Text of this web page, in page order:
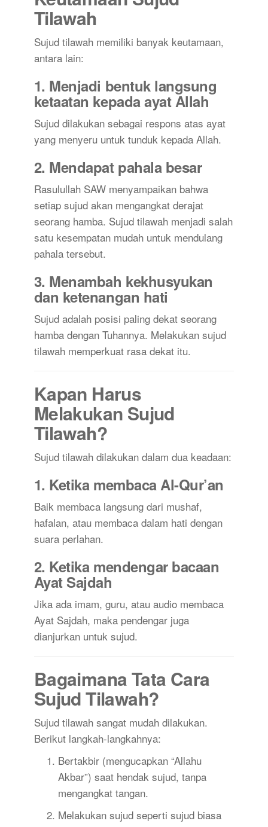
Tilawah
Sujud tilawah memiliki banyak keutamaan,
antara lain:
1. Menjadi bentuk langsung
ketaatan kepada ayat Allah
Sujud dilakukan sebagai respons atas ayat
yang menyeru untuk tunduk kepada Allah.
2. Mendapat pahala besar
Rasulullah SAW menyampaikan bahwa
setiap sujud akan mengangkat derajat
seorang hamba. Sujud tilawah menjadi salah
satu kesempatan mudah untuk mendulang
pahala tersebut.
3. Menambah kekhusyukan
dan ketenangan hati
Sujud adalah posisi paling dekat seorang
hamba dengan Tuhannya. Melakukan sujud
tilawah memperkuat rasa dekat itu.
Kapan Harus
Melakukan Sujud
Tilawah?
Sujud tilawah dilakukan dalam dua keadaan:
1. Ketika membaca Al-Qur’an
Baik membaca langsung dari mushaf,
hafalan, atau membaca dalam hati dengan
suara perlahan.
2. Ketika mendengar bacaan
Ayat Sajdah
Jika ada imam, guru, atau audio membaca
Ayat Sajdah, maka pendengar juga
dianjurkan untuk sujud.
Bagaimana Tata Cara
Sujud Tilawah?
Sujud tilawah sangat mudah dilakukan.
Berikut langkah-langkahnya:
Bertakbir (mengucapkan “Allahu
Akbar”) saat hendak sujud, tanpa
mengangkat tangan.
Melakukan sujud seperti sujud biasa